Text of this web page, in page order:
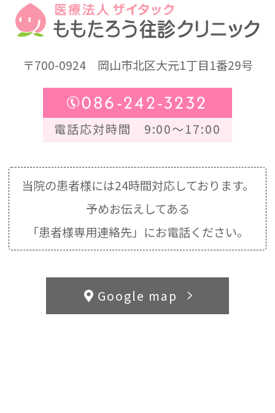
〒700-0924岡山市北区大元1丁目1番29号
086-242-3232
電話応対時間 9:00～17:00
当院の患者様には24時間対応しております。
予めお伝えしてある
「患者様専用連絡先」にお電話ください。
Google map